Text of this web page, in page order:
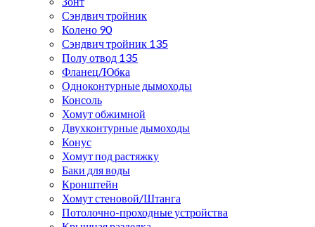
Сэндвич тройник
Колено 90
Сэндвич тройник 135
Полу отвод 135
Фланец/Юбка
Одноконтурные дымоходы
Консоль
Хомут обжимной
Двухконтурные дымоходы
Конус
Хомут под растяжку
Баки для воды
Кронштейн
Хомут стеновой/Штанга
Потолочно-проходные устройства